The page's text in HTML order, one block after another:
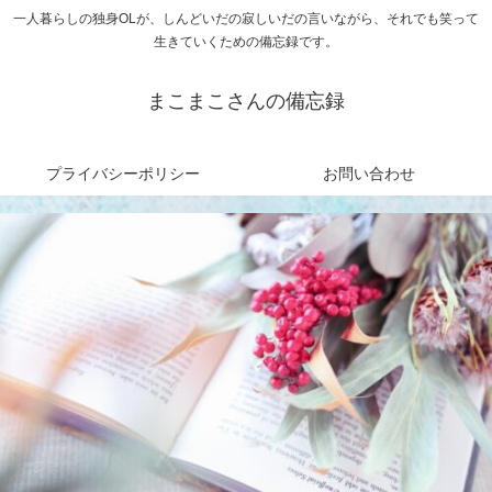
一人暮らしの独身OLが、しんどいだの寂しいだの言いながら、それでも笑って
生きていくための備忘録です。
まこまこさんの備忘録
プライバシーポリシー お問い合わせ